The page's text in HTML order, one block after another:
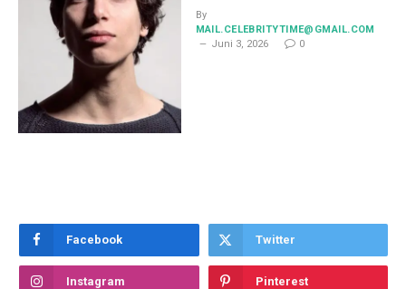
By
MAIL.CELEBRITYTIME@GMAIL.COM
Juni 3, 2026
0
Facebook Twitter
Instagram Pinterest